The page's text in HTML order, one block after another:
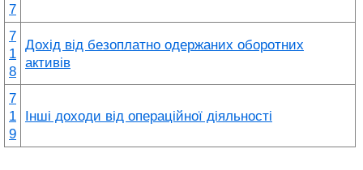
7
7
1
8
Дохід від безоплатно одержаних оборотних
активів
7
1
9
Інші доходи від операційної діяльності